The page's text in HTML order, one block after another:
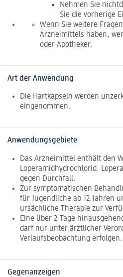
Nehmen Sie
Sie die vorherige
Wenn Sie weitere
Arzneimittels haben,
oder Apotheker.
Art der Anwendung
Die Hartkapseln werden
eingenommen.
Anwendungsgebiete
Das Arzneimittel enthält den
Loperamidhydrochlorid.
gegen Durchfall.
Zur symptomatischen
für Jugendliche ab 12 Jahren
ursächliche Therapie zur
Eine über 2 Tage
darf nur unter ärztlicher
Verlaufsbeobachtung erfolgen.
Gegenanzeigen